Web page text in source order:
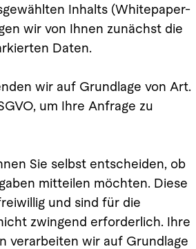
Inhalts (Whitepaper-
wir von Ihnen zunächst die
Daten.
wir auf Grundlage von Art.
um Ihre Anfrage zu
Sie selbst entscheiden, ob
mitteilen möchten. Diese
und sind für die
zwingend erforderlich. Ihre
verarbeiten wir auf Grundlage